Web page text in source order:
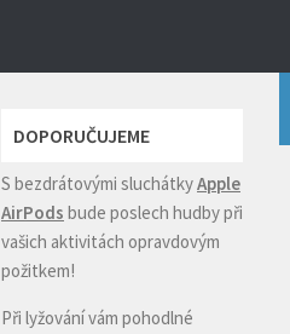
DOPORUČUJEME
S bezdrátovými sluchátkyApple
AirPods bude poslech hudby při
vašich aktivitách opravdovým
požitkem!
Při lyžování vám pohodlné